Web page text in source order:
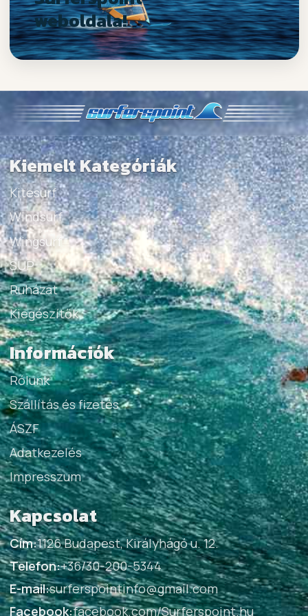
weboldala!
Kiemelt Kategóriák
Kitesurf
Windsurf
Wingsurf
SUP
Ruházat
Kiegészítők
Információk
Rólunk
Szállítás és fizetés
ÁSZF
Adatkezelés
Impresszum
Kapcsolat
Cím:1126 Budapest, Királyhágó u. 12.
Telefon:+36/30-200-5344
E-mail:surferspointinfo@gmail.com
Facebook:facebook.com/Surferspoint.hu